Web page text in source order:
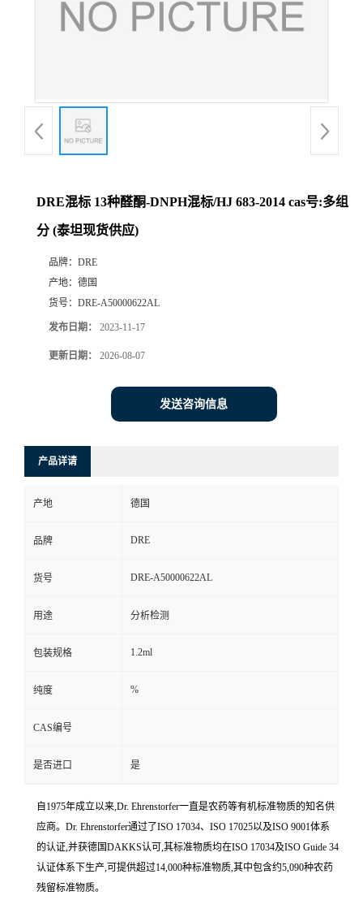
DRE混标 13种醛酮-DNPH混标/HJ 683-2014 cas号:多组
分 (泰坦现货供应)
品牌： DRE
产地： 德国
货号： DRE-A50000622AL
发布日期： 2023-11-17
更新日期： 2026-08-07
发送咨询信息
产品详请
产地 德国
品牌 DRE
货号 DRE-A50000622AL
用途 分析检测
包装规格 1.2ml
纯度 %
CAS编号
是否进口 是
自1975年成立以来,Dr. Ehrenstorfer一直是农药等有机标准物质的知名供
应商。Dr. Ehrenstorfer通过了ISO 17034、ISO 17025以及ISO 9001体系
的认证,并获德国DAKKS认可,其标准物质均在ISO 17034及ISO Guide 34
认证体系下生产,可提供超过14,000种标准物质,其中包含约5,090种农药
残留标准物质。